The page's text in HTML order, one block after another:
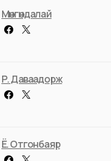
Мөнгөндалай
Р. Даваадорж
Ё. Отгонбаяр